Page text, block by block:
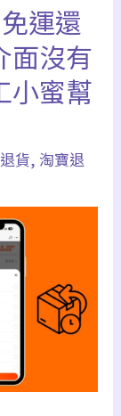
運還
面沒有
小蜜幫
貨, 淘寶退